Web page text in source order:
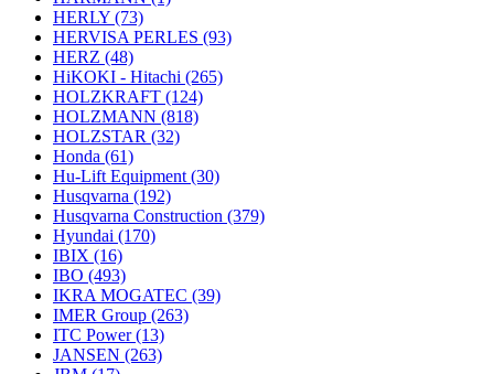
HERLY (73)
HERVISA PERLES (93)
HERZ (48)
HiKOKI - Hitachi (265)
HOLZKRAFT (124)
HOLZMANN (818)
HOLZSTAR (32)
Honda (61)
Hu-Lift Equipment (30)
Husqvarna (192)
Husqvarna Construction (379)
Hyundai (170)
IBIX (16)
IBO (493)
IKRA MOGATEC (39)
IMER Group (263)
ITC Power(13)
JANSEN (263)